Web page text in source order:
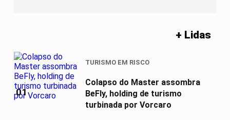
+ Lidas
01
TURISMO EM RISCO
Colapso do Master assombra
BeFly, holding de turismo
turbinada por Vorcaro